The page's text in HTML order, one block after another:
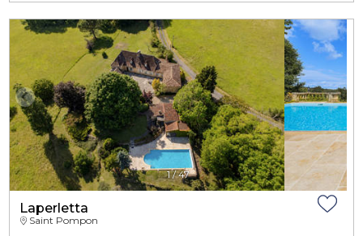
1/47
Laperletta
Saint Pompon